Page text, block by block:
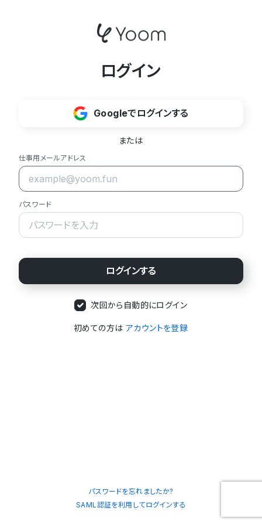
ログイン
Googleでログインする
または
仕事用メールアドレス
パスワード
次回から自動的にログイン
初めての方は アカウントを登録
パスワードを忘れましたか?
SAML認証を利用してログインする